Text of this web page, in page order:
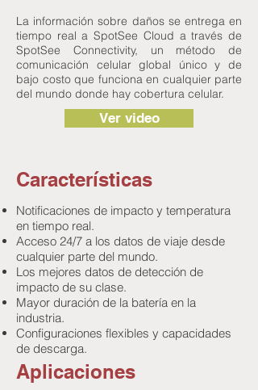
La información sobre daños se entrega en
tiempo real a SpotSee Cloud a través de
SpotSee Connectivity, un método de
comunicación celular global único y de
bajo costo que funciona en cualquier parte
del mundo donde hay cobertura celular.
Ver video
Características
Notificaciones de impacto y temperatura
en tiempo real.
Acceso 24/7 a los datos de viaje desde
cualquier parte del mundo.
Los mejores datos de detección de
impacto de su clase.
Mayor duración de la batería en la
industria.
Configuraciones flexibles y capacidades
de descarga.
Aplicaciones